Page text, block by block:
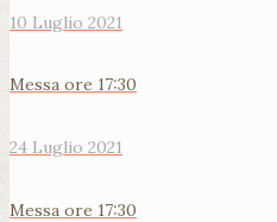
10 Luglio 2021
Messa ore 17:30
24 Luglio 2021
Messa ore 17:30